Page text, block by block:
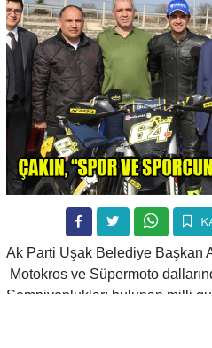
Ak Parti Uşak Belediye Başkan
Motokros ve Süpermoto
Şampiyonlukları bulunan milli